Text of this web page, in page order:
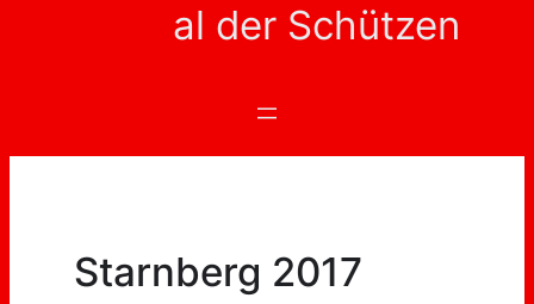
al der Schützen
Starnberg 2017